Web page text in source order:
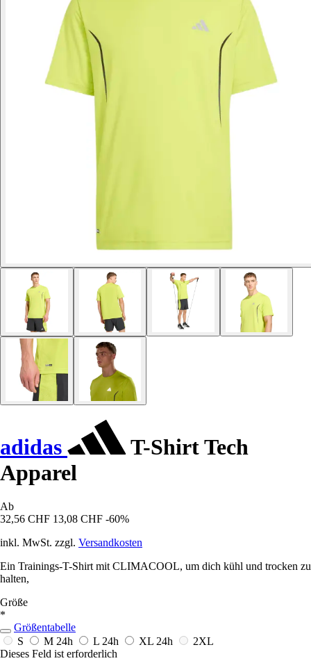
adidas
T-Shirt Tech
Apparel
Ab
32,56 CHF 13,08 CHF -60%
inkl. MwSt. zzgl. Versandkosten
Ein Trainings-T-Shirt mit CLIMACOOL, um dich kühl und trocken zu
halten,
Größe
*
Größentabelle
S
M 24h L 24h XL 24h
2XL
Dieses Feld ist erforderlich